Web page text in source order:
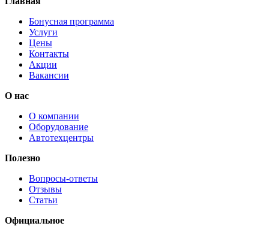
Бонусная программа
Услуги
Цены
Контакты
Акции
Вакансии
О нас
О компании
Оборудование
Автотехцентры
Полезно
Вопросы-ответы
Отзывы
Статьи
Официальное